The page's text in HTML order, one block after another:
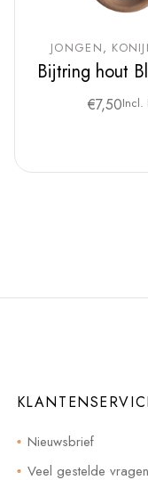
JONGEN
Bijtring hout
€7,50Incl.
Nieuwsbrief
Veel gestelde vragen